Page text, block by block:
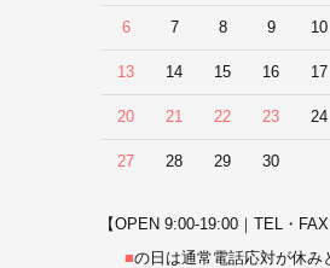
6 7 8 9 10
13 14 15 16 17
20 21 22 23 24
27 28 29 30
【OPEN 9:00-19:00｜TEL・FAX
■の日は通常電話応対が休み